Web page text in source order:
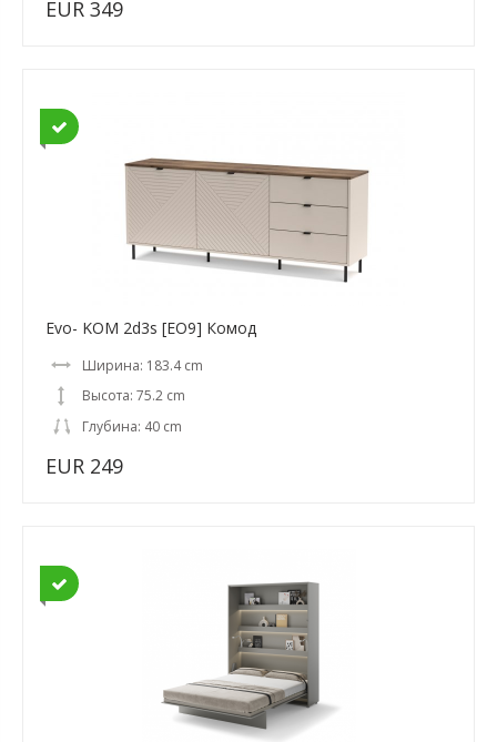
EUR 349
Evo- KOM 2d3s [EO9] Комод
Ширина: 183.4 cm
Высота: 75.2 cm
Глубина: 40 cm
EUR 249